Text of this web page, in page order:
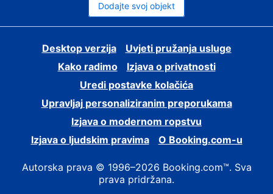
Dodajte svoj objekt
Desktop verzija
Uvjeti pružanja usluge
Kako radimo
Izjava o privatnosti
Uredi postavke kolačića
Upravljaj personaliziranim preporukama
Izjava o modernom ropstvu
Izjava o ljudskim pravima
O Booking.com-u
Autorska prava © 1996–2026 Booking.com™. Sva
prava pridržana.